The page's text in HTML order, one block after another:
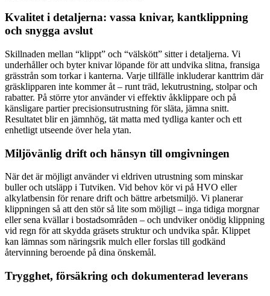
Kvalitet i detaljerna: vassa knivar, kantklippning
och snygga avslut
Skillnaden mellan “klippt” och “välskött” sitter i detaljerna. Vi
underhåller och byter knivar löpande för att undvika slitna, fransiga
grässtrån som torkar i kanterna. Varje tillfälle inkluderar kanttrim där
gräsklipparen inte kommer åt – runt träd, lekutrustning, stolpar och
rabatter. På större ytor använder vi effektiv åkklippare och på
känsligare partier precisionsutrustning för släta, jämna snitt.
Resultatet blir en jämnhög, tät matta med tydliga kanter och ett
enhetligt utseende över hela ytan.
Miljövänlig drift och hänsyn till omgivningen
När det är möjligt använder vi eldriven utrustning som minskar
buller och utsläpp i Tutviken. Vid behov kör vi på HVO eller
alkylatbensin för renare drift och bättre arbetsmiljö. Vi planerar
klippningen så att den stör så lite som möjligt – inga tidiga morgnar
eller sena kvällar i bostadsområden – och undviker onödig klippning
vid regn för att skydda gräsets struktur och undvika spår. Klippet
kan lämnas som näringsrik mulch eller forslas till godkänd
återvinning beroende på dina önskemål.
Trygghet, försäkring och dokumenterad leverans